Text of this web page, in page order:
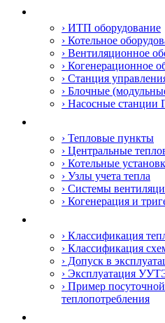
› ИТП оборудование
› Котельное
› Вентиляционное
› Когенерационное
› Станция
› Блочные
› Насосные станции
› Тепловые пункты
› Центральные
› Котельные
› Узлы учета тепла
› Системы
› Когенерация и
› Классификация
› Классификация
› Допуск в
› Эксплуатация
› Пример
теплопотребления